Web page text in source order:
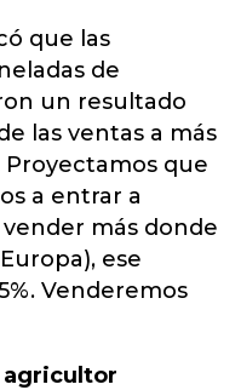
que las
de
un resultado
las ventas a más
Proyectamos que
a entrar a
más donde
ese
Venderemos
agricultor